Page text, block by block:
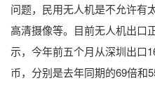
问题，民用无人机是不允许有
高清摄像等。目前无人机出口
示，今年前五个月从深圳出口
币，分别是去年同期的69倍和